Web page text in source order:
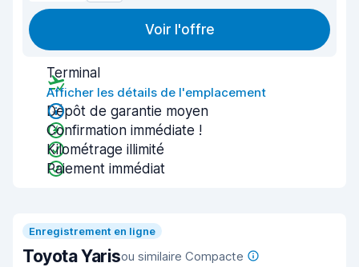
Voir l'offre
Terminal
Afficher les détails de l'emplacement
Dépôt de garantie moyen
Confirmation immédiate !
Kilométrage illimité
Paiement immédiat
Enregistrement en ligne
Toyota Yarisou similaire Compacte